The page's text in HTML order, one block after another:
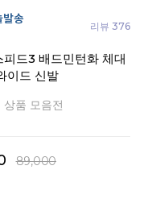
리뷰 376
드3 배드민턴화 체대
이드 신발
품 모음전
89,000